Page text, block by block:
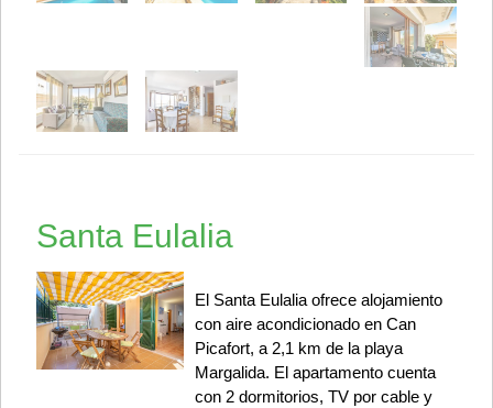
Santa Eulalia
El Santa Eulalia ofrece alojamiento
con aire acondicionado en Can
Picafort, a 2,1 km de la playa
Margalida. El apartamento cuenta
con 2 dormitorios, TV por cable y